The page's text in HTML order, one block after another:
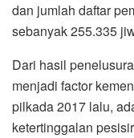
dan jumlah daftar
sebanyak 255.335
Dari hasil
menjadi factor
pilkada 2017 lalu,
ketertinggalan